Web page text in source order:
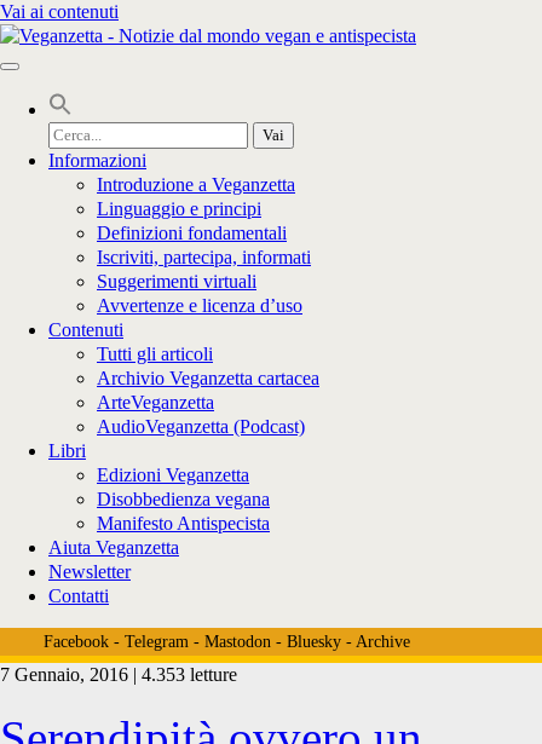
Vai ai contenuti
Cerca
per:
Informazioni
Introduzione a Veganzetta
Linguaggio e principi
Definizioni fondamentali
Iscriviti, partecipa, informati
Suggerimenti virtuali
Avvertenze e licenza d’uso
Contenuti
Tutti gli articoli
Archivio Veganzetta cartacea
ArteVeganzetta
AudioVeganzetta (Podcast)
Libri
Edizioni Veganzetta
Disobbedienza vegana
Manifesto Antispecista
Aiuta Veganzetta
Newsletter
Contatti
Facebook- Telegram- Mastodon- Bluesky- Archive
Tag:
7 Gennaio, 2016 | 4.353 letture